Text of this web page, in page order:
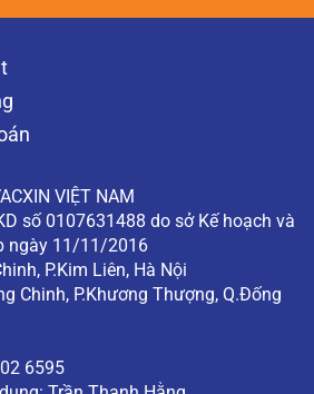
VIỆT NAM
số 0107631488 do sở Kế hoạch và
ngày 11/11/2016
P.Kim Liên, Hà Nội
Chinh, P.Khương Thượng, Q.Đống
6595